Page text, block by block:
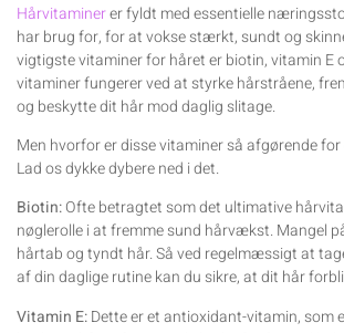
Hårvitaminerer fyldt med essentielle
har brug for, for at vokse stærkt, sundt og
vigtigste vitaminer for håret er biotin, vitamin E
vitaminer fungerer ved at styrke hårstråene,
og beskytte dit hår mod daglig slitage.
Men hvorfor er disse vitaminer så afgørende
Lad os dykke dybere ned i det.
Biotin:Ofte betragtet som det ultimative
nøglerolle i at fremme sund hårvækst. Mangel
hårtab og tyndt hår. Så ved regelmæssigt at
af din daglige rutine kan du sikre, at dit hår
Vitamin E:Dette er et antioxidant-vitamin, som